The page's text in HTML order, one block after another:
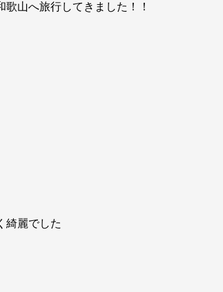
山へ旅行してきました！！
綺麗でした